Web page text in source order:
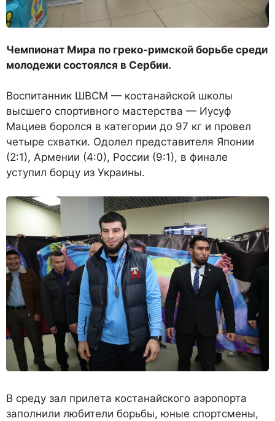
Чемпионат Мира по греко-римской борьбе среди
молодежи состоялся в Сербии.
Воспитанник ШВСМ — костанайской школы
высшего спортивного мастерства — Иусуф
Мациев боролся в категории до 97 кг и провел
четыре схватки. Одолел представителя Японии
(2:1), Армении (4:0), России (9:1), в финале
уступил борцу из Украины.
В среду зал прилета костанайского аэропорта
заполнили любители борьбы, юные спортсмены,